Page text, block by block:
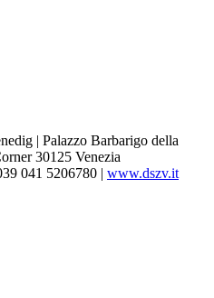
| Palazzo Barbarigo della
30125 Venezia
041 5206780 | www.dszv.it